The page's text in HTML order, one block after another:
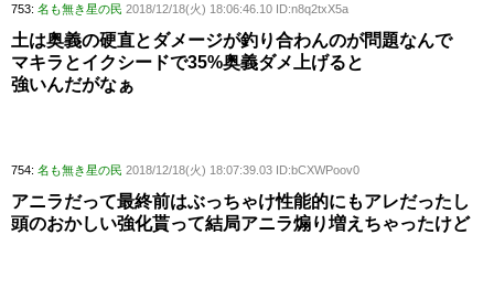
753: 名も無き星の民 2018/12/18(火) 18:06:46.10 ID:n8q2txX5a
土は奥義の硬直とダメージが釣り合わんのが問題なんで
マキラとイクシードで35%奥義ダメ上げると
強いんだがなぁ
754: 名も無き星の民 2018/12/18(火) 18:07:39.03 ID:bCXWPoov0
アニラだって最終前はぶっちゃけ性能的にもアレだったし
頭のおかしい強化貰って結局アニラ煽り増えちゃったけど